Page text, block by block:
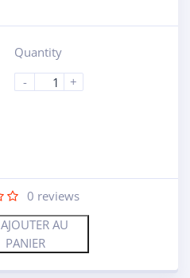
Quantity
-
+
0 reviews
AJOUTER AU
PANIER